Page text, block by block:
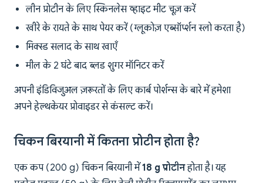
लीन प्रोटीन के लिए स्किनलेस व्हाइट मीट चूज़ करें
खीरे के रायते के साथ पेयर करें (ग्लूकोज़ एब्सॉर्प्शन स्लो करता है)
मिक्स्ड सलाद के साथ खाएँ
मील के 2 घंटे बाद ब्लड शुगर मॉनिटर करें
अपनी इंडिविजुअल ज़रूरतों के लिए कार्ब पोर्शन्स के बारे में हमेशा
अपने हेल्थकेयर प्रोवाइडर से कंसल्ट करें।
चिकन बिरयानी में कितना प्रोटीन होता है?
एक कप (200 g) चिकन बिरयानी में18 g प्रोटीनहोता है। यह